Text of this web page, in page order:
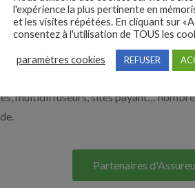
nos solutions pour vous
Nos solutions
multidiffuseurs, sites payant…
Partenaires
l'expérience la plus pertinente en
et les visites répétées. En cliquant sur
consentez à l'utilisation de TOUS les
paramètres cookies REFUSER